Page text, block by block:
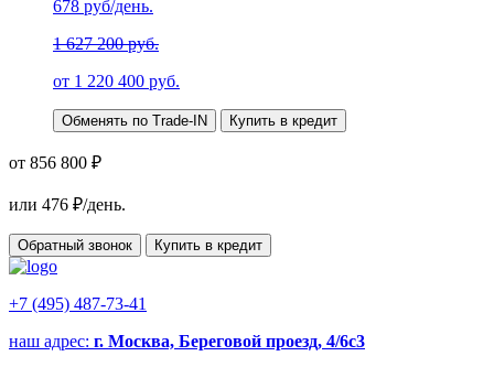
678 руб/день.
1 627 200 руб.
от 1 220 400 руб.
Обменять по Trade-IN Купить в кредит
от 856 800 ₽
или 476 ₽/день.
Обратный звонок Купить в кредит
+7 (495) 487-73-41
наш адрес: г. Москва, Береговой проезд, 4/6с3